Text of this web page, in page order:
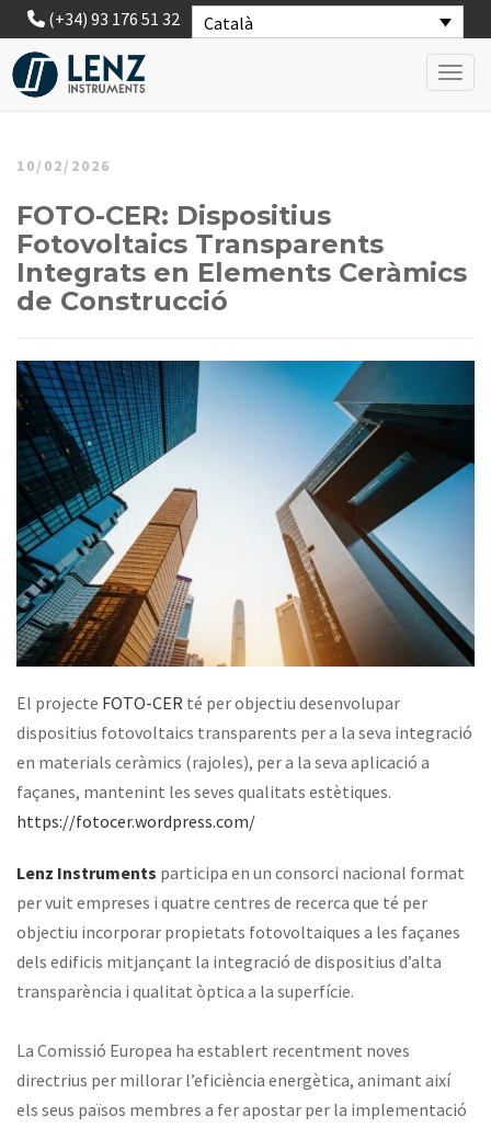
Català
(+34) 93 176 51 32
10/02/2026
FOTO-CER: Dispositius
Fotovoltaics Transparents
Integrats en Elements Ceràmics
de Construcció
El projecte FOTO-CER té per objectiu desenvolupar
dispositius fotovoltaics transparents per a la seva integració
en materials ceràmics (rajoles), per a la seva aplicació a
façanes, mantenint les seves qualitats estètiques.
https://fotocer.wordpress.com/
Lenz Instruments participa en un consorci nacional format
per vuit empreses i quatre centres de recerca que té per
objectiu incorporar propietats fotovoltaiques a les façanes
dels edificis mitjançant la integració de dispositius d’alta
transparència i qualitat òptica a la superfície.
La Comissió Europea ha establert recentment noves
directrius per millorar l’eficiència energètica, animant així
els seus països membres a fer apostar per la implementació